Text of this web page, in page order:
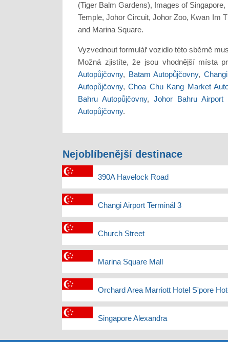
(Tiger Balm Gardens), Images of
Temple, Johor Circuit, Johor Zoo, Kwan Im
and Marina Square.
Vyzvednout formulář vozidlo této sběrně
Možná zjistíte, že jsou vhodnější místa
Autopůjčovny, Batam Autopůjčovny,
Autopůjčovny,Choa Chu Kang Market
Bahru Autopůjčovny,Johor Bahru Airport
Autopůjčovny.
Nejoblíbenější destinace
390A Havelock Road
Changi Airport Terminál 3
Church Street
Marina Square Mall
Orchard Area Marriott Hotel S'pore
Singapore Alexandra